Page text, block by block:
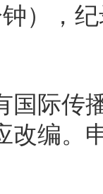
），
国际传
改编。